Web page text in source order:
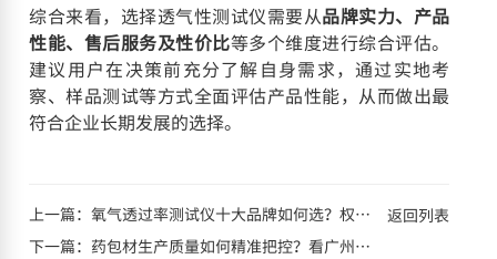
综合来看，选择透气性测试仪需要从品牌实力、产品
性能、售后服务及性价比等多个维度进行综合评估。
建议用户在决策前充分了解自身需求，通过实地考
察、样品测试等方式全面评估产品性能，从而做出最
符合企业长期发展的选择。
上一篇：氧气透过率测试仪十大品牌如何选？权威指南助您决策！
下一篇： 药包材生产质量如何精准把控？看广州首诺如何赋能药包材企业卓越之路
返回列表